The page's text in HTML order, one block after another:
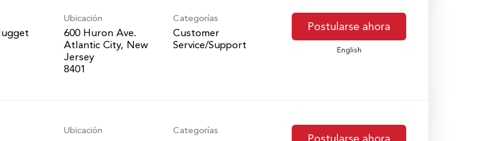
Ubicación
600 Huron Ave.
Atlantic City, New
Jersey
Categorías
Customer
Service/Support
Postularse ahora
English
Ubicación Categorías